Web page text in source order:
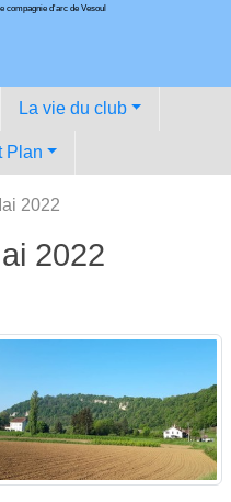
compagnie d'arc de Vesoul
La vie du club
Plan
2022
2022